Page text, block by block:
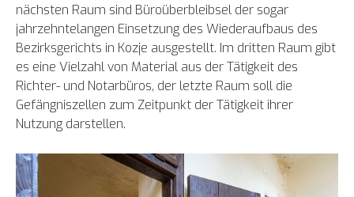
nächsten Raum sind Büroüberbleibsel der sogar
jahrzehntelangen Einsetzung des Wiederaufbaus des
Bezirksgerichts in Kozje ausgestellt. Im dritten Raum gibt
es eine Vielzahl von Material aus der Tätigkeit des
Richter- und Notarbüros, der letzte Raum soll die
Gefängniszellen zum Zeitpunkt der Tätigkeit ihrer
Nutzung darstellen.